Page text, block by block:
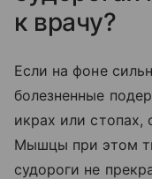
к врачу?
Если на фоне
болезненные
икрах или
Мышцы при этом
судороги не